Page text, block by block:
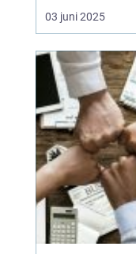
resor kan bjuda
avkoppling och
temaresor en
möjlighet att
sig i specifika
eller aktiviteter.
03 juni 2025